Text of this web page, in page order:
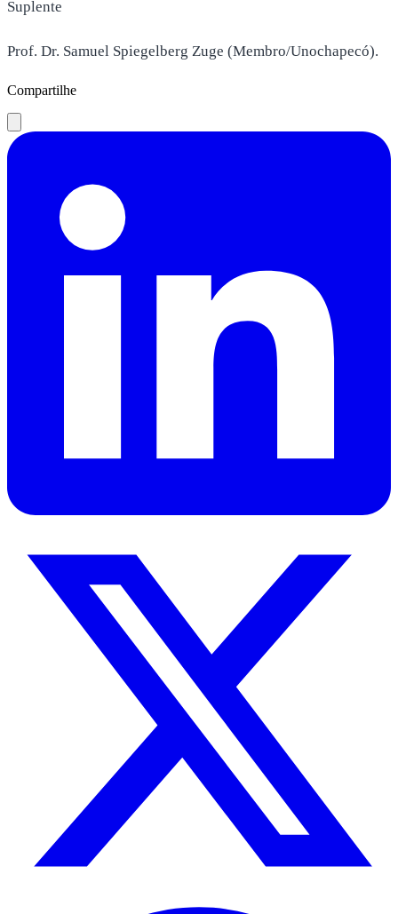
Suplente
Prof. Dr. Samuel Spiegelberg Zuge (Membro/Unochapecó).
Compartilhe